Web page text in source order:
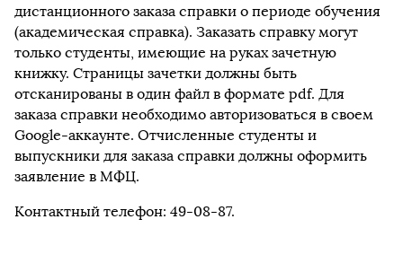
дистанционного заказа справки о периоде обучения
(академическая справка). Заказать справку могут
только студенты, имеющие на руках зачетную
книжку. Страницы зачетки должны быть
отсканированы в один файл в формате pdf. Для
заказа справки необходимо авторизоваться в своем
Google-аккаунте. Отчисленные студенты и
выпускники для заказа справки должны оформить
заявление в МФЦ.
Контактный телефон: 49-08-87.